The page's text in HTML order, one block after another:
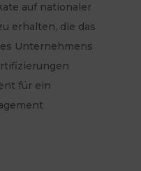
auf nationaler
erhalten, die das
Unternehmens
für ein